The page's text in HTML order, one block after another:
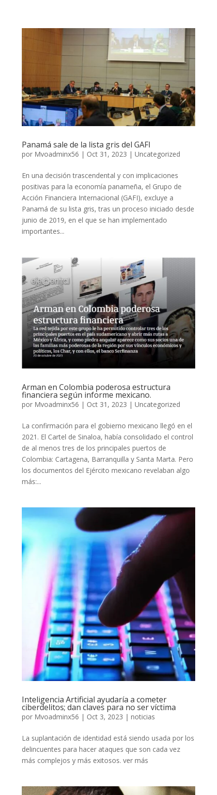
Panamá sale de la lista gris del GAFI
por Mvoadminx56 | Oct 31, 2023 | Uncategorized
En una decisión trascendental y con implicaciones
positivas para la economía panameña, el Grupo de
Acción Financiera Internacional (GAFI), excluye a
Panamá de su lista gris, tras un proceso iniciado desde
junio de 2019, en el que se han implementado
importantes...
Arman en Colombia poderosa estructura
financiera según informe mexicano.
por Mvoadminx56 | Oct 31, 2023 | Uncategorized
La confirmación para el gobierno mexicano llegó en el
2021. El Cartel de Sinaloa, había consolidado el control
de al menos tres de los principales puertos de
Colombia: Cartagena, Barranquilla y Santa Marta. Pero
los documentos del Ejército mexicano revelaban algo
más:...
Inteligencia Artificial ayudaría a cometer
ciberdelitos; dan claves para no ser víctima
por Mvoadminx56 | Oct 3, 2023 | noticias
La suplantación de identidad está siendo usada por los
delincuentes para hacer ataques que son cada vez
más complejos y más exitosos. ver más